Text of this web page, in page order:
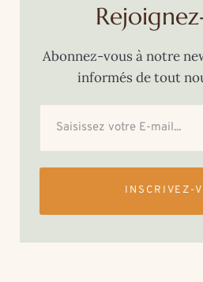
Abonnez-vous à notre
informés de tout
INSCRIVEZ-